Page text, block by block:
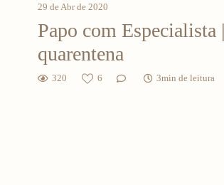
29 de Abr de 2020
Papo com
quarentena
320 6 3min de leitura